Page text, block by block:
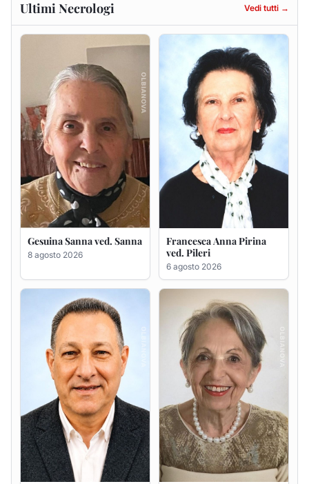
Ultimi Necrologi Vedi tutti →
Gesuina Sanna ved. Sanna
8 agosto 2026
Francesca Anna Pirina
ved. Pileri
6 agosto 2026